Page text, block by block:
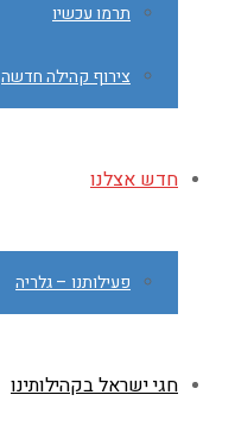
תרמו עכשיו
צירוף קהילה חדשה
חדש אצלנו
פעילותנו – גלריה
חגי ישראל בקהילותינו